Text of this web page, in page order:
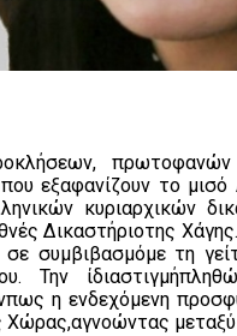
πρωτοφανών
εξαφανίζουν το
κυριαρχικών
Δικαστήριοτης
σε συμβιβασμόμε τη
Την
η ενδεχόμενη
Χώρας,αγνοώντας